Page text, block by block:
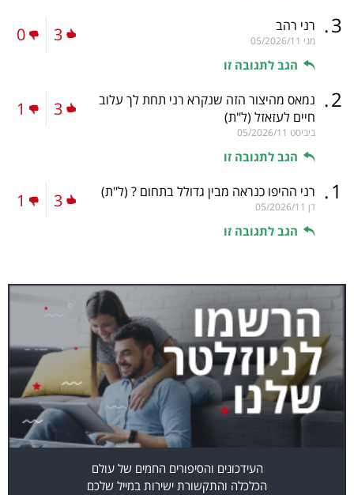
3
. רני רהב
מני 05/2026/11
הגב לתגובה זו
3
0
2
. נמאס מהיצור הזה שנקרא רני תחת לך עלוב
חיים לעזאזל (ל"ת)
ביביסט 05/2026/11
הגב לתגובה זו
3
1
1
. רני ההיפו כנראה מבין גדולל בתחום ? (ל"ת)
דן 05/2026/11
הגב לתגובה זו
3
1
העידכונים והסיפורים החמים של עולם
הכלכלה והתקשורת ישירות במייל שלכם